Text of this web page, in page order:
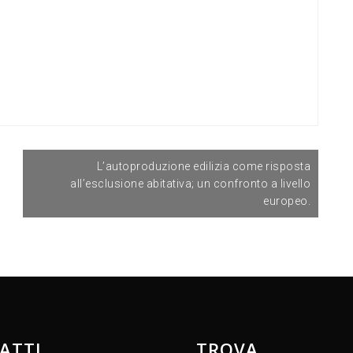
L’autoproduzione edilizia come risposta
all’esclusione abitativa; un confronto a livello
europeo.